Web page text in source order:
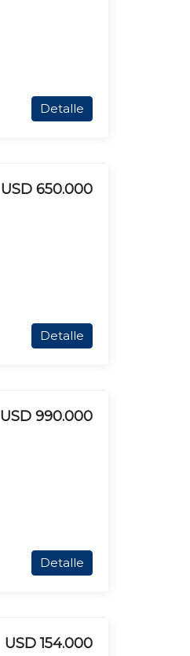
Detalle
USD 650.000
Detalle
USD 990.000
Detalle
USD 154.000